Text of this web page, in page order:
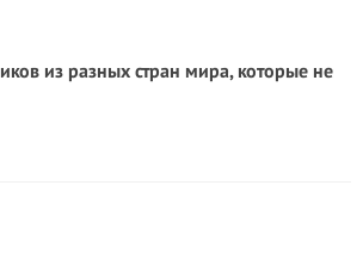
из разных стран мира, которые не